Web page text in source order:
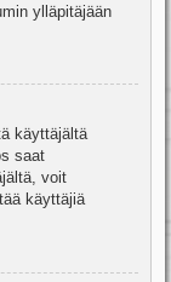
ylläpitäjään
käyttäjältä
saat
voit
käyttäjiä